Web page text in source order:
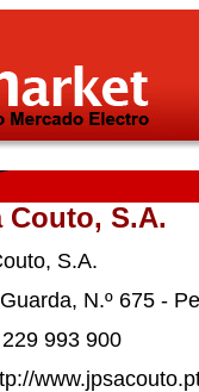
Couto, S.A.
S.A.
N.º 675 -
993 900